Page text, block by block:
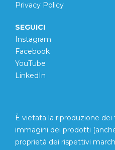
Privacy Policy
SEGUICI
Instagram
Facebook
YouTube
LinkedIn
È vietata la riproduzione
immagini dei prodotti
proprietà dei rispettivi